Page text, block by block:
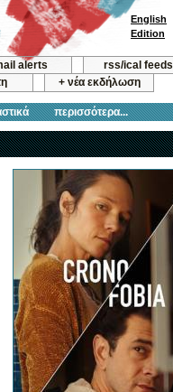
alerts
rss/ical feeds
+ νέα εκδήλωση
περισσότερα...
English
Edition